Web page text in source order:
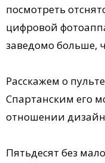
посмотреть
цифровой
заведомо больше,
Расскажем о
Спартанским его
отношении
Пятьдесят без